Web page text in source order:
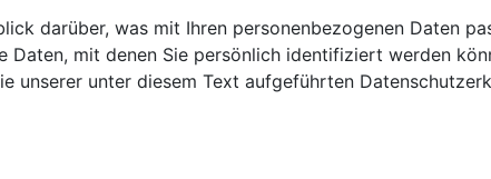
darüber, was mit Ihren personenbezogenen Daten
Daten, mit denen Sie persönlich identifiziert werden
unserer unter diesem Text aufgeführten